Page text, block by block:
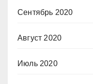
Сентябрь 2020
Август 2020
Июль 2020